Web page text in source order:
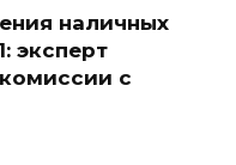
наличных
эксперт
с